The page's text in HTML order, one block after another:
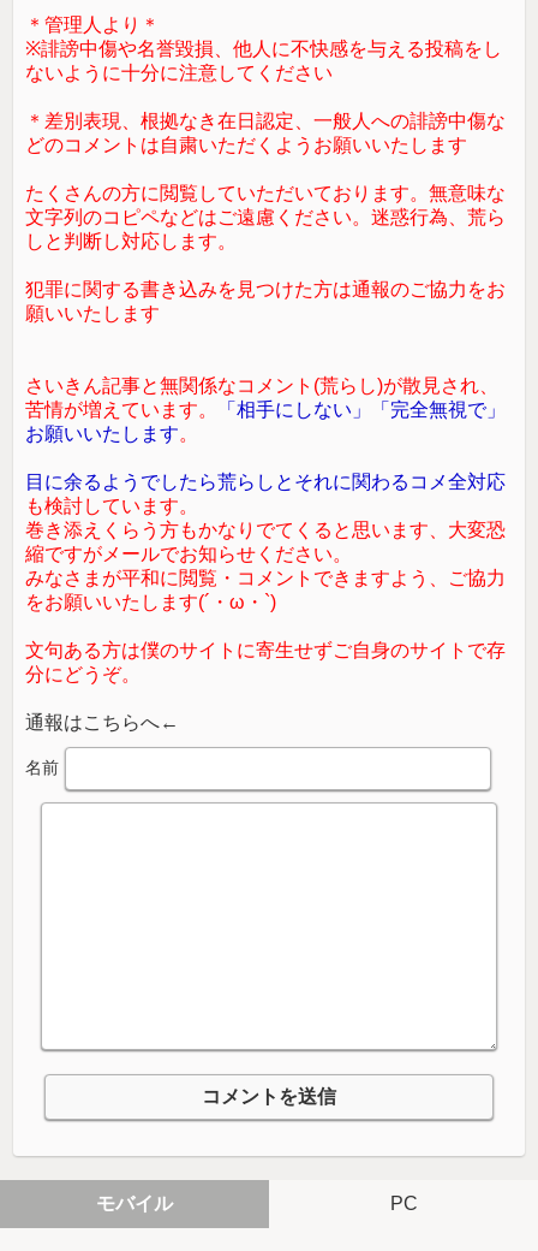
＊管理人より＊
※誹謗中傷や名誉毀損、他人に不快感を与える投稿をし
ないように十分に注意してください
＊差別表現、根拠なき在日認定、一般人への誹謗中傷な
どのコメントは自粛いただくようお願いいたします
たくさんの方に閲覧していただいております。無意味な
文字列のコピペなどはご遠慮ください。迷惑行為、荒ら
しと判断し対応します。
犯罪に関する書き込みを見つけた方は通報のご協力をお
願いいたします
さいきん記事と無関係なコメント(荒らし)が散見され、
苦情が増えています。
「相手にしない」「完全無視で」
お願いいたします。
目に余るようでしたら荒らしとそれに関わるコメ全対応
も検討しています。
巻き添えくらう方もかなりでてくると思います、大変恐
縮ですがメールでお知らせください。
みなさまが平和に閲覧・コメントできますよう、ご協力
をお願いいたします(´・ω・`)
文句ある方は僕のサイトに寄生せずご自身のサイトで存
分にどうぞ。
通報はこちらへ←
名前
モバイル PC